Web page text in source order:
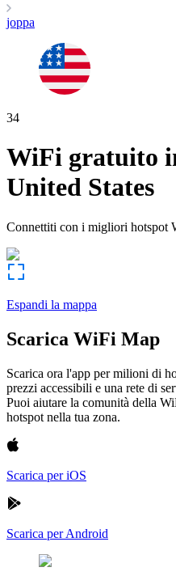
joppa
34
WiFi gratuito
United States
Connettiti con i migliori hotspot
Espandi la mappa
Scarica WiFi Map
Scarica ora l'app per milioni di
prezzi accessibili e una rete di
Puoi aiutare la comunità della
hotspot nella tua zona.
Scarica per iOS
Scarica per Android